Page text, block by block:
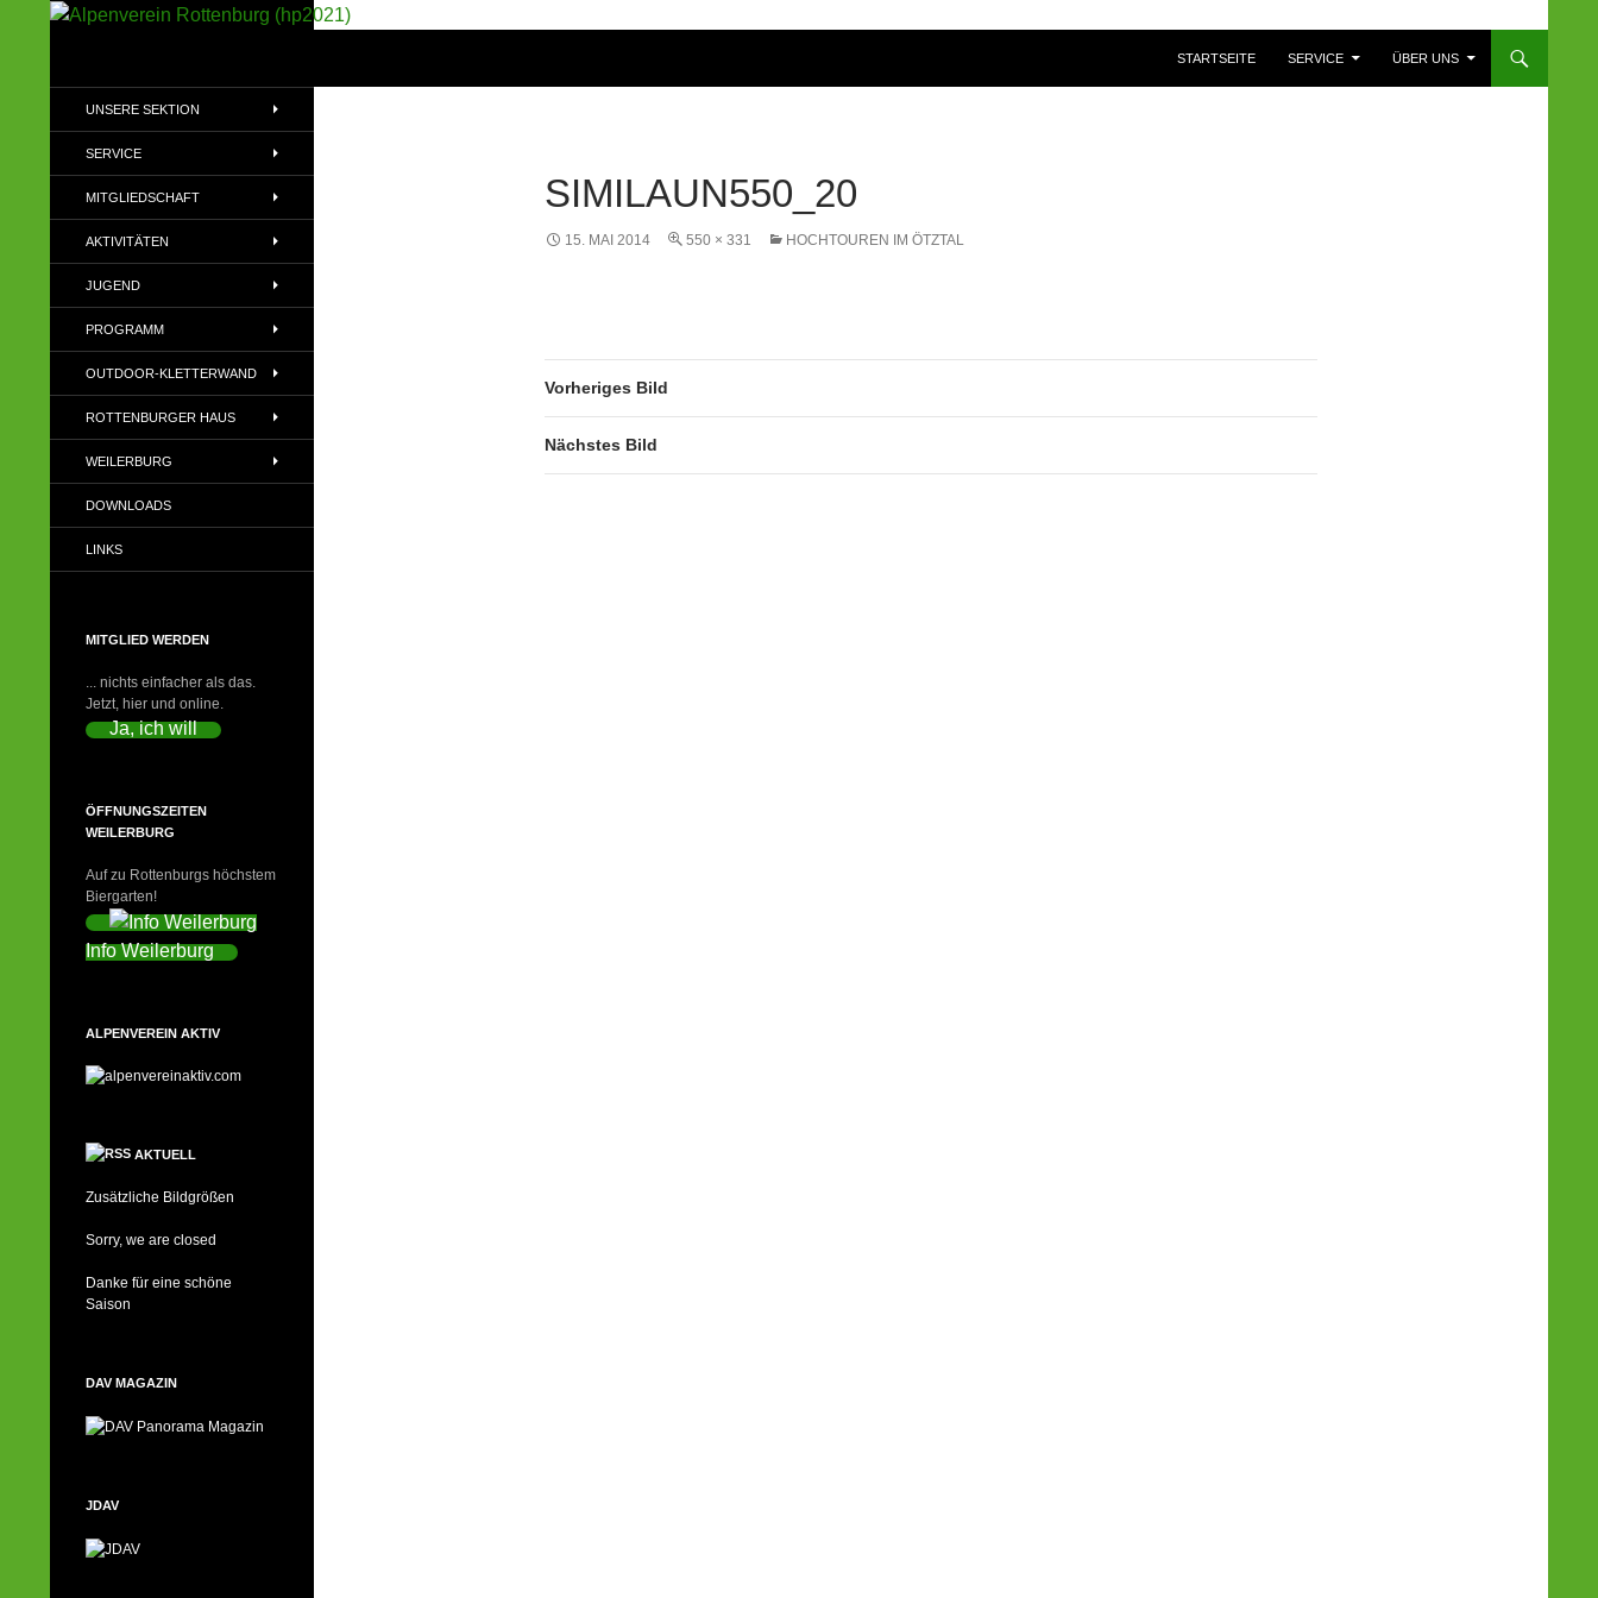
STARTSEITE
SERVICE ÜBER UNS
SIMILAUN550_20
15. MAI 2014 550 × 331 HOCHTOUREN IM ÖTZTAL
Vorheriges Bild
Nächstes Bild
(DAV)
UNSERE SEKTION
SERVICE
MITGLIEDSCHAFT
AKTIVITÄTEN
JUGEND
PROGRAMM
OUTDOOR-KLETTERWAND
ROTTENBURGER HAUS
WEILERBURG
DOWNLOADS
LINKS
MITGLIED WERDEN
... nichts einfacher als das.
Jetzt, hier und online.
Ja, ich will
ÖFFNUNGSZEITEN
WEILERBURG
Auf zu Rottenburgs höchstem
Biergarten!
Info Weilerburg
ALPENVEREIN AKTIV
AKTUELL
Zusätzliche Bildgrößen
Sorry, we are closed
Danke für eine schöne
Saison
DAV MAGAZIN
JDAV